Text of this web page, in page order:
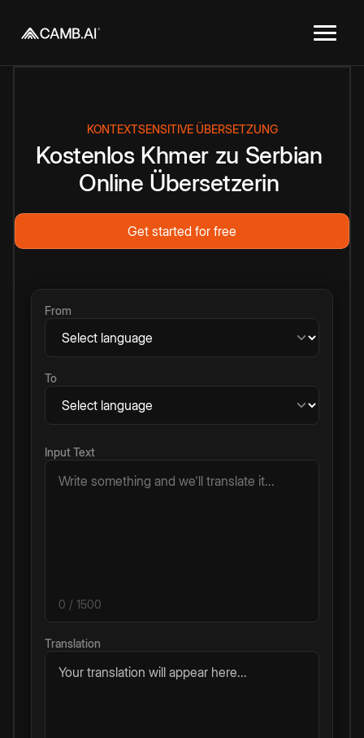
KONTEXTSENSITIVE ÜBERSETZUNG
Kostenlos Khmer zu Serbian
Online Übersetzerin
Get started for free
From
To
Input Text
0 / 1500
Translation
Your translation will appear here...